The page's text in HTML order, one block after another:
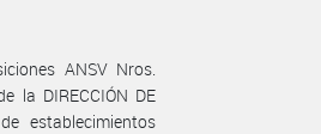
ANSV Nros.
la DIRECCIÓN DE
establecimientos